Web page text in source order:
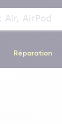
Réparation